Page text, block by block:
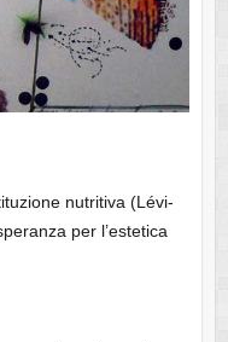
nutritiva (Lévi-
per l’estetica